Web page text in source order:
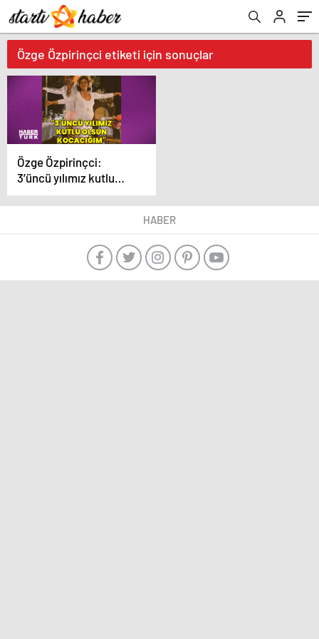
Özge Özpirinçci etiketi için sonuçlar
Özge Özpirinçci:
3’üncü yılımız kutlu
olsun kocacığım
HABER